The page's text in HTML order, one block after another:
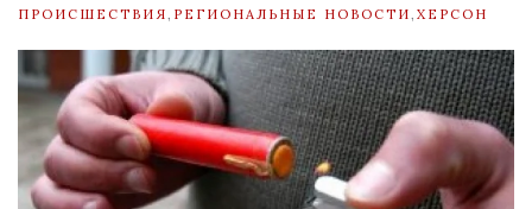
ПРОИСШЕСТВИЯ РЕГИОНАЛЬНЫЕ НОВОСТИ ХЕРСОН